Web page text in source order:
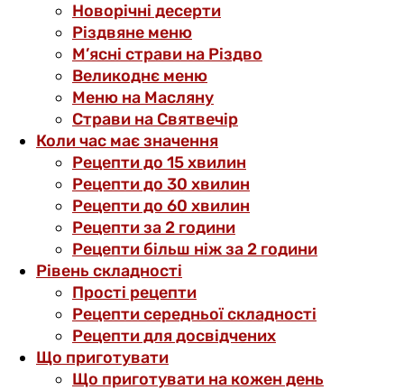
Новорічні десерти
Різдвяне меню
М’ясні страви на Різдво
Великоднє меню
Меню на Масляну
Страви на Святвечір
Коли час має значення
Рецепти до 15 хвилин
Рецепти до 30 хвилин
Рецепти до 60 хвилин
Рецепти за 2 години
Рецепти більш ніж за 2 години
Рівень складності
Прості рецепти
Рецепти середньої складності
Рецепти для досвідчених
Що приготувати
Що приготувати на кожен день